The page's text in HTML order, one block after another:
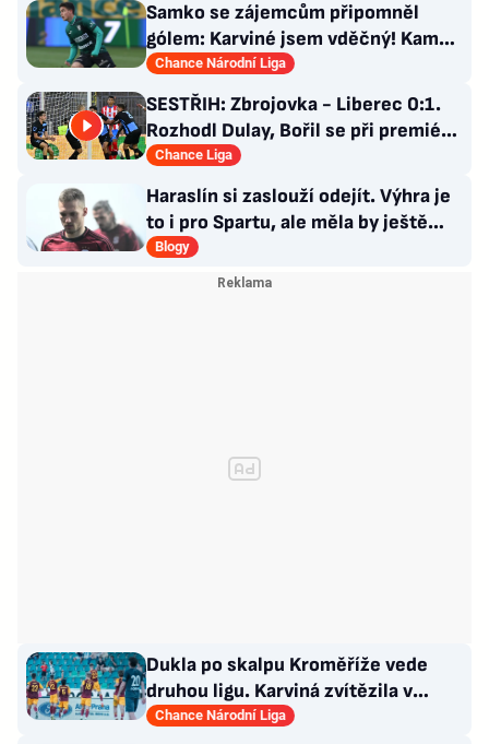
Samko se zájemcům připomněl
gólem: Karviné jsem vděčný! Kam
může odejít Štorman?
Chance Národní Liga
SESTŘIH: Zbrojovka - Liberec 0:1.
Rozhodl Dulay, Bořil se při premiéře
za Slovan zranil
Chance Liga
Haraslín si zaslouží odejít. Výhra je
to i pro Spartu, ale měla by ještě
zareagovat
Blogy
Dukla po skalpu Kroměříže vede
druhou ligu. Karviná zvítězila v
Prostějově, remíza Ústí
Chance Národní Liga